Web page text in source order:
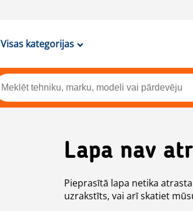
Visas kategorijas
Lapa nav
Pieprasītā lapa netika
uzrakstīts, vai arī skatiet